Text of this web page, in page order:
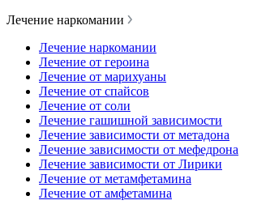
Лечение наркомании
Лечение наркомании
Лечение от героина
Лечение от марихуаны
Лечение от спайсов
Лечение от соли
Лечение гашишной зависимости
Лечение зависимости от метадона
Лечение зависимости от мефедрона
Лечение зависимости от Лирики
Лечение от метамфетамина
Лечение от амфетамина